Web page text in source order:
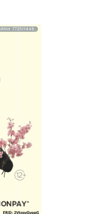
772511448.